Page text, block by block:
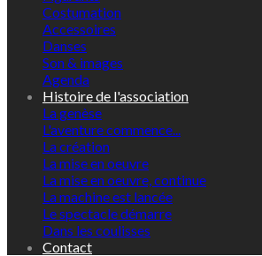
Costumation
Accessoires
Danses
Son & images
Agenda
Histoire de l'association
La genèse
L'aventure commence...
La création
La mise en oeuvre
La mise en oeuvre, continue
La machine est lancée
Le spectacle démarre
Dans les coulisses
Contact